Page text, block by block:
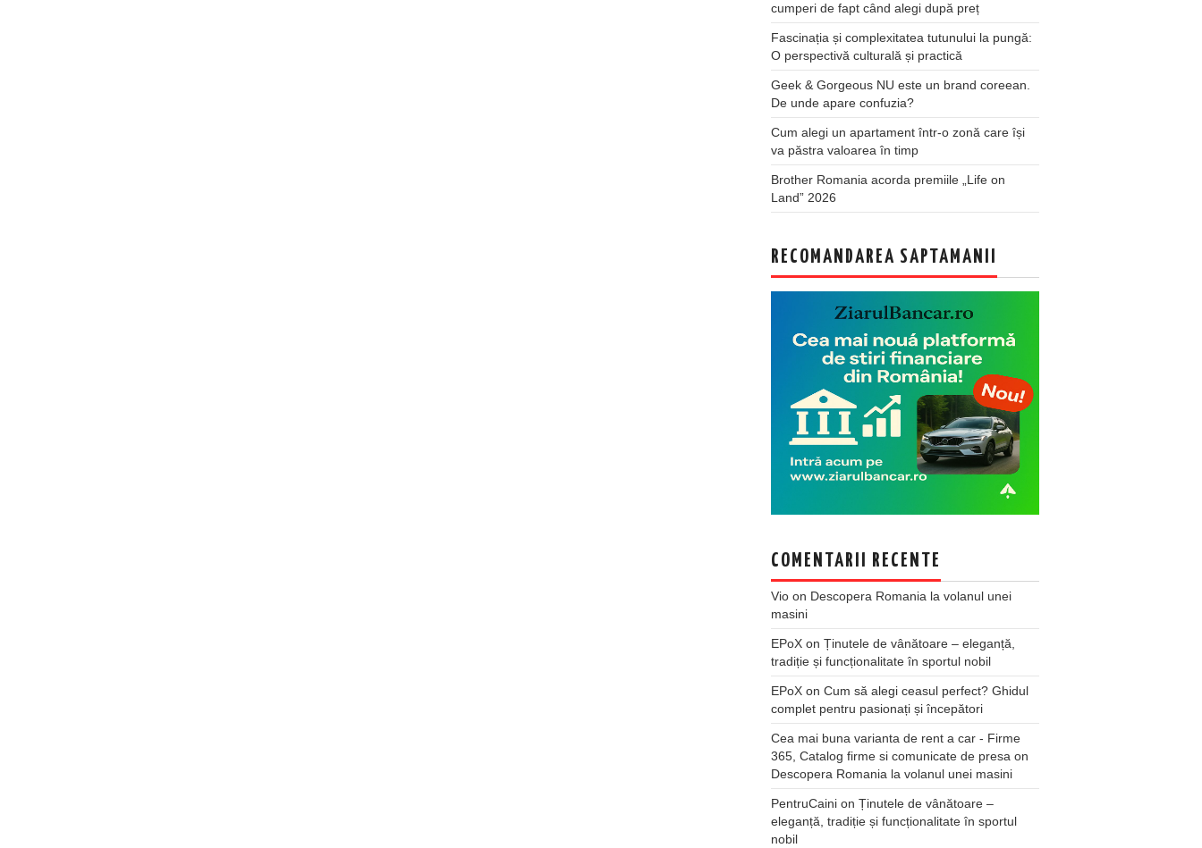
cumperi de fapt când alegi după preț
Fascinația și complexitatea tutunului la pungă:
O perspectivă culturală și practică
Geek & Gorgeous NU este un brand coreean.
De unde apare confuzia?
Cum alegi un apartament într-o zonă care își
va păstra valoarea în timp
Brother Romania acorda premiile „Life on
Land” 2026
RECOMANDAREA SAPTAMANII
COMENTARII RECENTE
Vio on Descopera Romania la volanul unei
masini
EPoX on Ținutele de vânătoare – eleganță,
tradiție și funcționalitate în sportul nobil
EPoX on Cum să alegi ceasul perfect? Ghidul
complet pentru pasionați și începători
Cea mai buna varianta de rent a car - Firme
365, Catalog firme si comunicate de presa on
Descopera Romania la volanul unei masini
PentruCaini on Ținutele de vânătoare –
eleganță, tradiție și funcționalitate în sportul
nobil